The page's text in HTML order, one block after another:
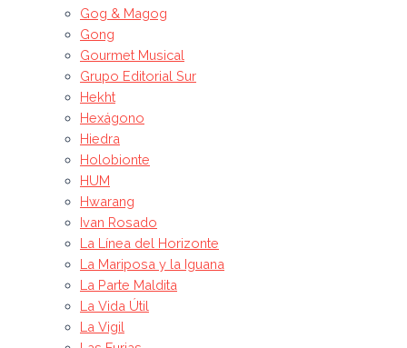
Gog & Magog
Gong
Gourmet Musical
Grupo Editorial Sur
Hekht
Hexágono
Hiedra
Holobionte
HUM
Hwarang
Ivan Rosado
La Línea del Horizonte
La Mariposa y la Iguana
La Parte Maldita
La Vida Útil
La Vigil